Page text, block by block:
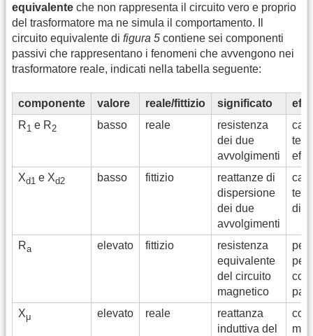
equivalente che non rappresenta il circuito vero e proprio
del trasformatore ma ne simula il comportamento. Il
circuito equivalente di figura 5 contiene sei componenti
passivi che rappresentano i fenomeni che avvengono nei
trasformatore reale, indicati nella tabella seguente:
componente valore reale/fittizio significato
R1 e R2 basso reale
resistenza
dei due
avvolgimenti
Xd1 e Xd2 basso fittizio
reattanze di
dispersione
dei due
avvolgimenti
Ra elevato fittizio
resistenza
equivalente
del circuito
magnetico
per
Xμ elevato reale
reattanza
induttiva del